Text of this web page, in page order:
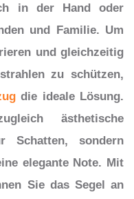
in der Hand oder
und Familie. Um
und gleichzeitig
zu schützen,
die ideale Lösung.
ästhetische
Schatten, sondern
elegante Note. Mit
Sie das Segel an